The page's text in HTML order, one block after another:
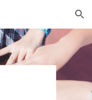
Skip to navigation